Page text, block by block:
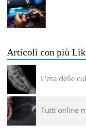
Articoli con più
L’era delle
Tutti online